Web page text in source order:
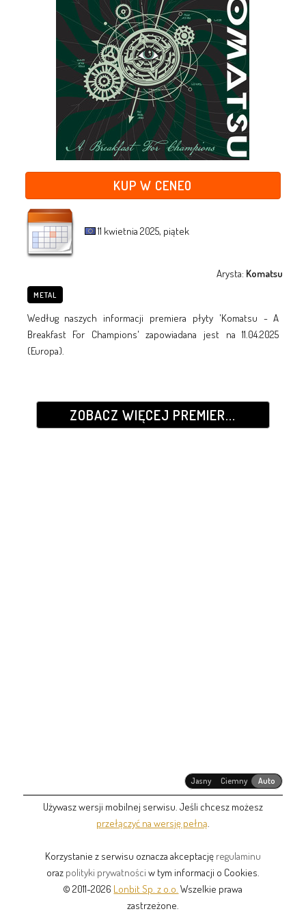
KUP W CENEO
11 kwietnia 2025, piątek
Arysta: Komatsu
METAL
Według naszych informacji premiera płyty 'Komatsu - A
Breakfast For Champions' zapowiadana jest na 11.04.2025
(Europa).
ZOBACZ WIĘCEJ PREMIER...
Jasny Ciemny Auto
Używasz wersji mobilnej serwisu. Jeśli chcesz możesz
przełączyć na wersję pełną
Korzystanie z serwisu oznacza akceptację regulaminu
oraz polityki prywatności w tym informacji o Cookies.
© 2011-2026 Lonbit Sp. z o.o. Wszelkie prawa
zastrzeżone.